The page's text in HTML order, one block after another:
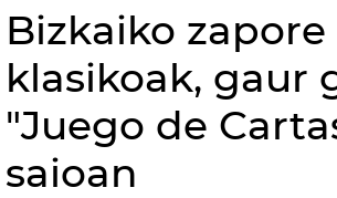
Bizkaiko zapore
klasikoak, gaur
"Juego de
saioan